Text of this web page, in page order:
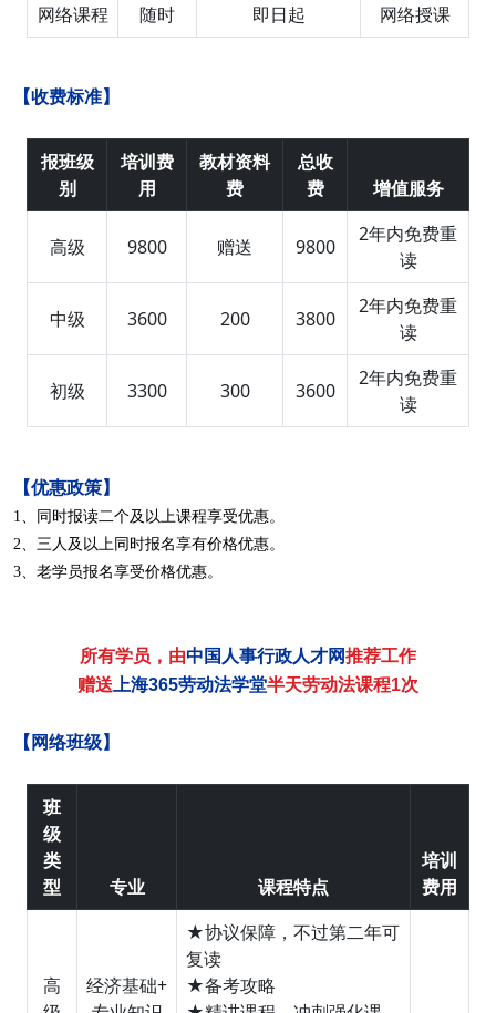
网络课程 随时 即日起 网络授课
【收费标准】
报班级
别
培训费
用
教材资料
费
总收
费
增值服务
高级 9800 赠送 9800
2年内免费重
读
中级 3600 200 3800
2年内免费重
读
初级 3300 300 3600
2年内免费重
读
【优惠政策】
1、同时报读二个及以上课程享受优惠。
2、三人及以上同时报名享有价格优惠。
3、老学员报名享受价格优惠。
所有学员，由中国人事行政人才网推荐工作
赠送 上海365劳动法学堂半天劳动法课程1次
【网络班级】
班
级
类
型
专业 课程特点
培训
费用
高
经济基础+
★协议保障，不过第二年可
复读
★备考攻略